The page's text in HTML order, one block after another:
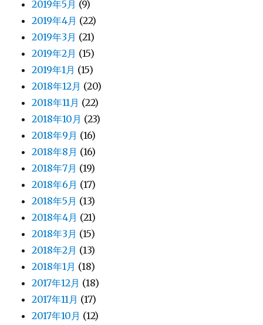
2019年5月 (9)
2019年4月 (22)
2019年3月 (21)
2019年2月 (15)
2019年1月 (15)
2018年12月 (20)
2018年11月 (22)
2018年10月 (23)
2018年9月 (16)
2018年8月 (16)
2018年7月 (19)
2018年6月 (17)
2018年5月 (13)
2018年4月 (21)
2018年3月 (15)
2018年2月 (13)
2018年1月 (18)
2017年12月 (18)
2017年11月 (17)
2017年10月 (12)